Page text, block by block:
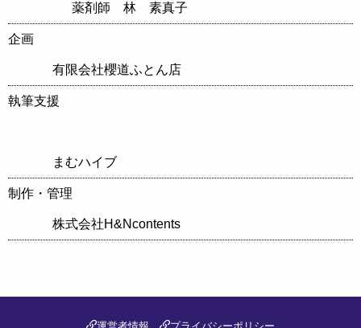
薬剤師 林 素真子
企画
有限会社櫻道ふとん店
執筆支援
まむハイブ
制作・管理
株式会社H&Ncontents